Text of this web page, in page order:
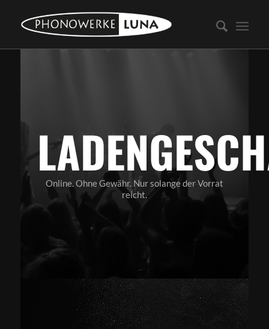
Online. Ohne Gewähr. Nur solange der Vorrat
reicht.